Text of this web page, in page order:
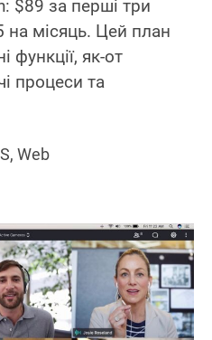
$89 за перші три
на місяць. Цей план
функції, як-от
процеси та
Web